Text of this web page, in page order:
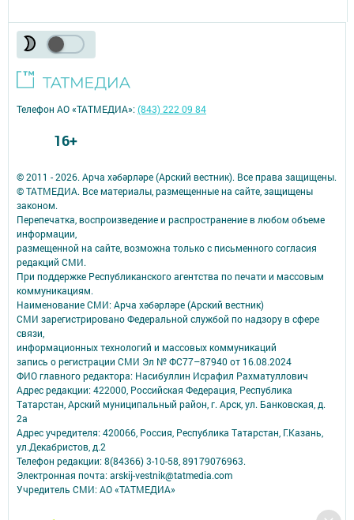
© 2011 - 2026. Арча хәбәрләре (Арский вестник). Все права защищены.
© ТАТМЕДИА. Все материалы, размещенные на сайте, защищены
законом.
Перепечатка, воспроизведение и распространение в любом объеме
информации,
размещенной на сайте, возможна только с письменного согласия
редакций СМИ.
При поддержке Республиканского агентства по печати и массовым
коммуникациям.
Наименование СМИ: Арча хәбәрләре (Арский вестник)
СМИ зарегистрировано Федеральной службой по надзору в сфере
связи,
информационных технологий и массовых коммуникаций
запись о регистрации СМИ Эл № ФС77–87940 от 16.08.2024
ФИО главного редактора: Насибуллин Исрафил Рахматуллович
Адрес редакции: 422000, Российская Федерация, Республика
Татарстан, Арский муниципальный район, г. Арск, ул. Банковская, д.
2а
Адрес учредителя: 420066, Россия, Республика Татарстан, Г.Казань,
ул.Декабристов, д.2
Телефон редакции: 8(84366) 3-10-58, 89179076963.
Электронная почта: arskij-vestnik@tatmedia.com
Учредитель СМИ: АО «ТАТМЕДИА»
Телефон АО «ТАТМЕДИА»:(843) 222 09 84
16+